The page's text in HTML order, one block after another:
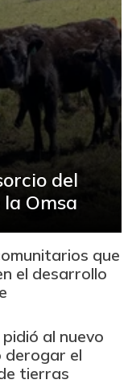
del
Omsa
que
el desarrollo
al nuevo
derogar el
tierras